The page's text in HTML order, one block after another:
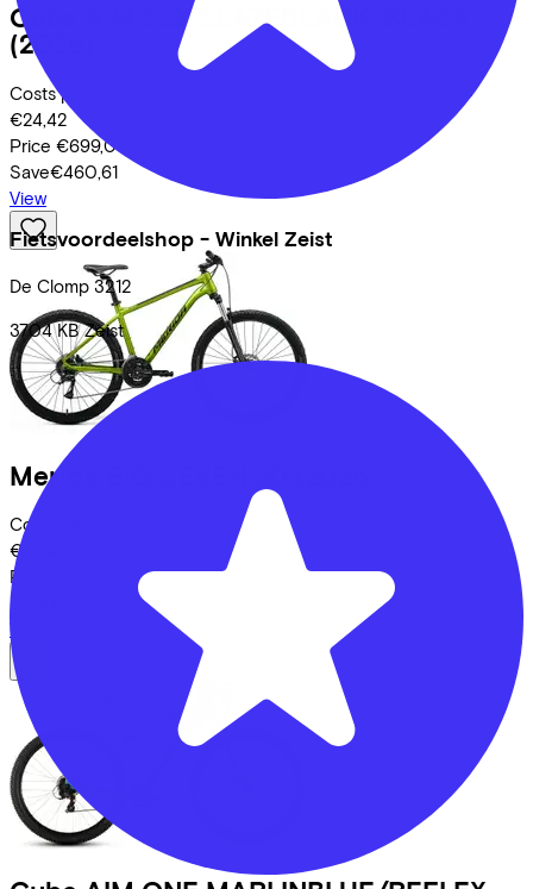
Fietsvoordeelshop - Winkel Zeist
De Clomp 3212
3704 KB Zeist
Cube
AIM SLX SLATEBLACK/BLACK
(2026)
Costs per month from
€24,42
Price €699,00
Save€460,61
View
Merida
Costs per month from
€23,42
Price
Save
View